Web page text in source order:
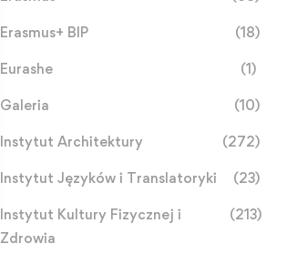
Erasmus+ BIP (18)
Eurashe (1)
Galeria (10)
Instytut Architektury (272)
Instytut Języków i Translatoryki (23)
Instytut Kultury Fizycznej i
Zdrowia
(213)